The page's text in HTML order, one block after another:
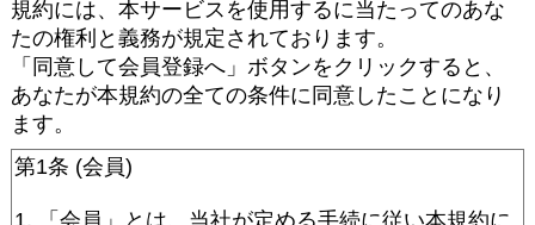
規約には、本サービスを使用するに当たってのあな
たの権利と義務が規定されております。
「同意して会員登録へ」ボタンをクリックすると、
あなたが本規約の全ての条件に同意したことになり
ます。